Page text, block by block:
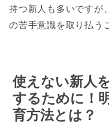
持つ新人も多いですが
の苦手意識を取り払う
使えない新人
するために！
育方法とは？